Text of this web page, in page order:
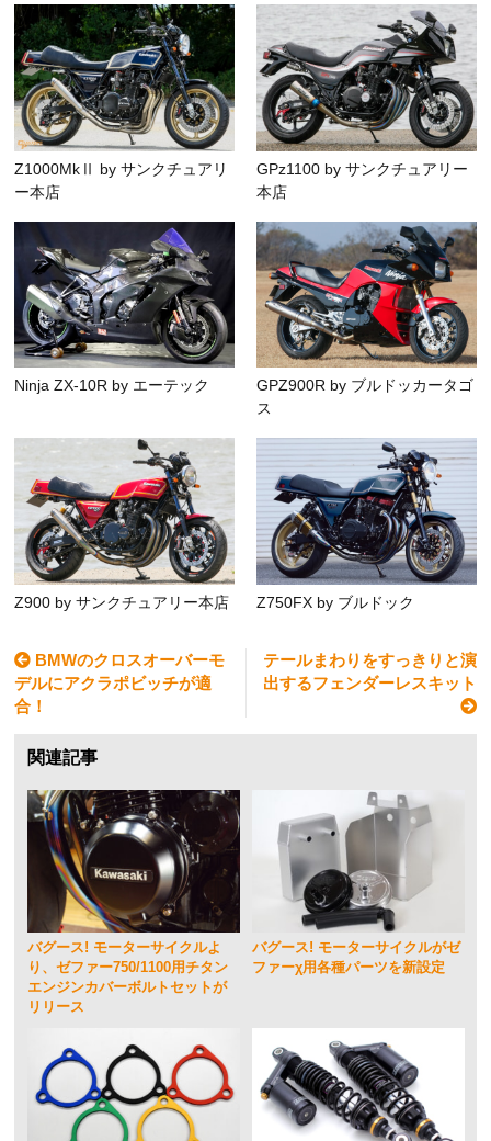
Z1000MkⅡ by サンクチュアリ
ー本店
GPz1100 by サンクチュアリー
本店
Ninja ZX-10R by エーテック
GPZ900R by ブルドッカータゴ
ス
Z900 by サンクチュアリー本店 Z750FX by ブルドック
BMWのクロスオーバーモ
デルにアクラポビッチが適
合！
テールまわりをすっきりと演
出するフェンダーレスキット
関連記事
バグース! モーターサイクルよ
り、ゼファー750/1100用チタン
エンジンカバーボルトセットが
リリース
バグース! モーターサイクルがゼ
ファーχ用各種パーツを新設定